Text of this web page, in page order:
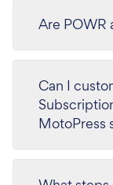
Are POWR
Can I
MotoPress